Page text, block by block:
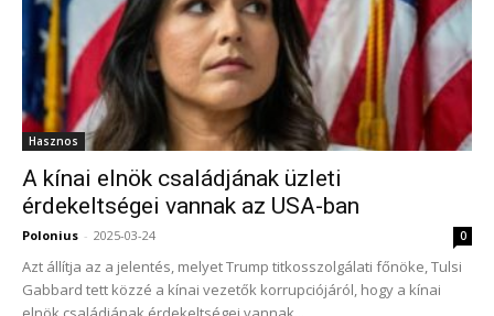
Hasznos
A kínai elnök családjának üzleti
érdekeltségei vannak az USA-ban
Polonius - 2025-03-24 0
Azt állítja az a jelentés, melyet Trump titkosszolgálati főnöke, Tulsi
Gabbard tett közzé a kínai vezetők korrupciójáról, hogy a kínai